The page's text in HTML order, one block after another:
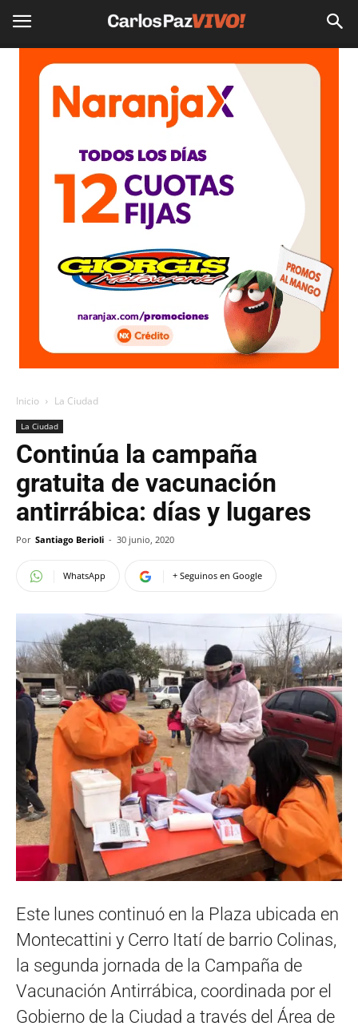
Inicio La Ciudad
La Ciudad
Continúa la campaña
gratuita de vacunación
antirrábica: días y lugares
Por Santiago Berioli - 30 junio, 2020
WhatsApp + Seguinos en Google
Este lunes continuó en la Plaza ubicada en
Montecattini y Cerro Itatí de barrio Colinas,
la segunda jornada de la Campaña de
Vacunación Antirrábica, coordinada por el
Gobierno de la Ciudad a través del Área de